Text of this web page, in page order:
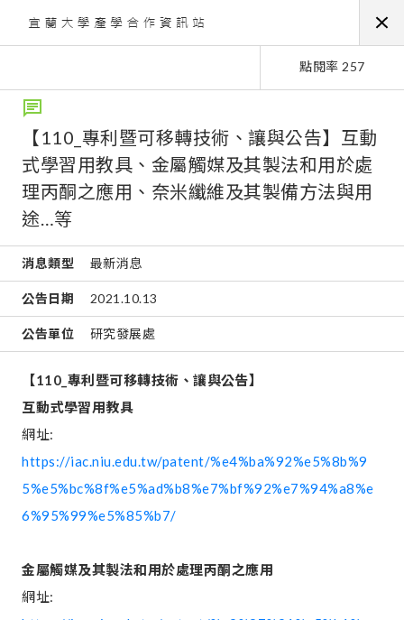
點閱率 257
【110_專利暨可移轉技術、讓與公告】互動
式學習用教具、金屬觸媒及其製法和用於處
理丙酮之應用、奈米纖維及其製備方法與用
途…等
消息類型 最新消息
公告日期 2021.10.13
公告單位 研究發展處
【110_ 專利暨可移轉技術、讓與公告】
互動式學習用教具
網址:
https://iac.niu.edu.tw/patent/%e4%ba%92%e5%8b%9
5%e5%bc%8f%e5%ad%b8%e7%bf%92%e7%94%a8%e
6%95%99%e5%85%b7/
金屬觸媒及其製法和用於處理丙酮之應用
網址: